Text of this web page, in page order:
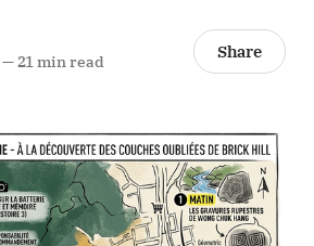
—21 min read Share